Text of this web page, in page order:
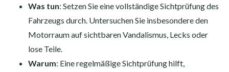
Was tun: Setzen Sie eine vollständige Sichtprüfung des
Fahrzeugs durch. Untersuchen Sie insbesondere den
Motorraum auf sichtbaren Vandalismus, Lecks oder
lose Teile.
Warum: Eine regelmäßige Sichtprüfung hilft,